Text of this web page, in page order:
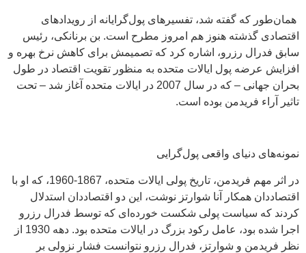
همان‌طور که گفته شد، تفسیرهای پول‌گرایانه از رویدادهای
اقتصادی گذشته هنوز هم امروز مطرح است. بن برنانکی، رئیس
سابق فدرال رزرو، اشاره کرد که تصمیمش برای کاهش نرخ بهره و
افزایش عرضه پول ایالات متحده به منظور تقویت اقتصاد در طول
بحران جهانی – که در سال 2007 در ایالات متحده آغاز شد – تحت
تاثیر آراء فریدمن بوده است.
نمونه‌های دنیای واقعی پول‌گرایی
در اثر مهم فریدمن، تاریخ پولی ایالات متحده، 1867-1960، که او با
اقتصاددان همکار آنا شوارتز نوشت، این دو اقتصاددان استدلال
کردند که سیاست پولی شکست خورده‌ای که توسط فدرال رزرو
اجرا شده بود، عامل رکود بزرگ در ایالات متحده بود. دهه 1930 از
نظر فریدمن و شوارتز، فدرال رزرو نتوانست فشار نزولی بر